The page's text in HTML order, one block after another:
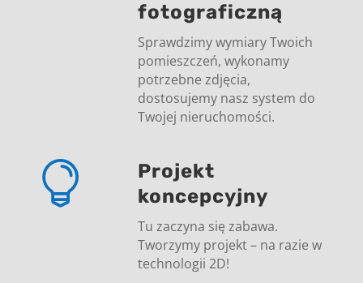
fotograficzną
Sprawdzimy wymiary Twoich
pomieszczeń, wykonamy
potrzebne zdjęcia,
dostosujemy nasz system do
Twojej nieruchomości.

Projekt
koncepcyjny
Tu zaczyna się zabawa.
Tworzymy projekt – na razie w
technologii 2D!